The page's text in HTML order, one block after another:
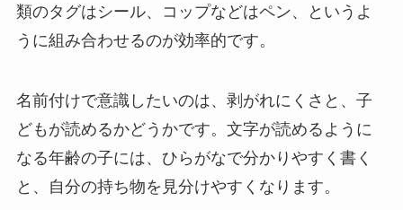
類のタグはシール、コップなどはペン、というよ
うに組み合わせるのが効率的です。
名前付けで意識したいのは、剥がれにくさと、子
どもが読めるかどうかです。文字が読めるように
なる年齢の子には、ひらがなで分かりやすく書く
と、自分の持ち物を見分けやすくなります。